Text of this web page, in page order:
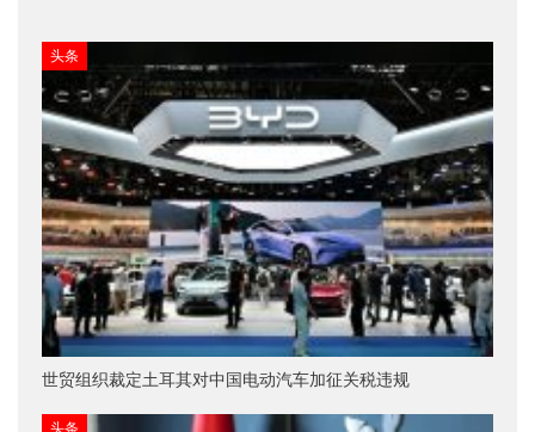
头条
世贸组织裁定土耳其对中国电动汽车加征关税违规